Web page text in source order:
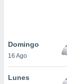
Domingo
16 Ago
Lunes